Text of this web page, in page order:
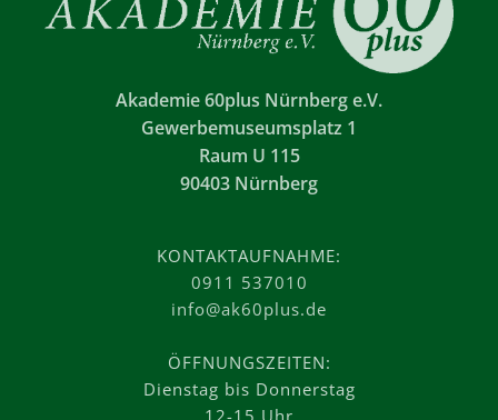
Akademie 60plus Nürnberg e.V.
Gewerbemuseumsplatz 1
Raum U 115
90403 Nürnberg
KONTAKTAUFNAHME:
0911 537010
info@ak60plus.de
ÖFFNUNGSZEITEN:
Dienstag bis Donnerstag